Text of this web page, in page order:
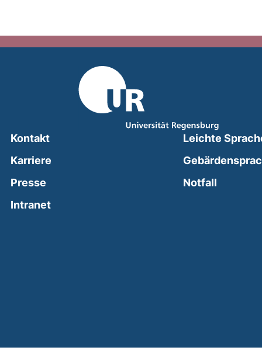
Kontakt
Karriere
Presse
Intranet(external link, opens in a new window)
Leichte
Notfall